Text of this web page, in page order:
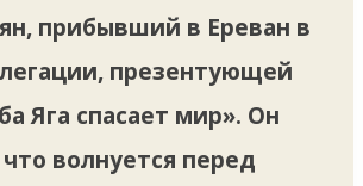
прибывший в Ереван в
презентующей
Яга спасает мир». Он
волнуется перед